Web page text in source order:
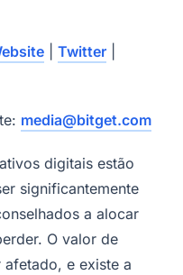
Twitter
media@bitget.com
digitais estão
significantemente
a alocar
O valor de
e existe a